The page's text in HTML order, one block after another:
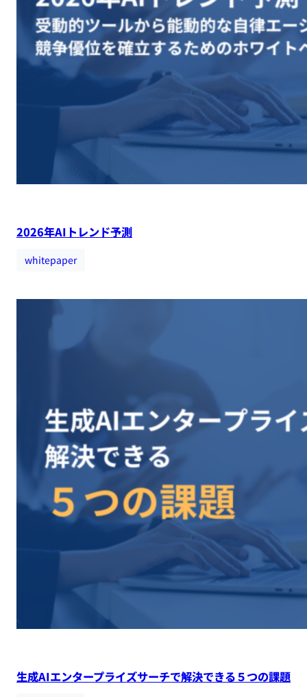
2026年AIトレンド予測
whitepaper
生成AIエンタープライズサーチで解決できる５つの課題